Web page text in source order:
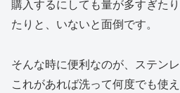
購入するにしても量が多すぎた
たりと、いないと面倒です。
そんな時に便利なのが、ステン
これがあれば洗って何度でも使